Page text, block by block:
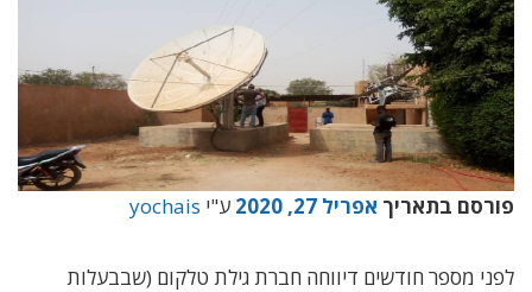
פורסם בתאריך אפריל 27, 2020 ע"י yochais
לפני מספר חודשים דיווחה חברת גילת טלקום (שבבעלות